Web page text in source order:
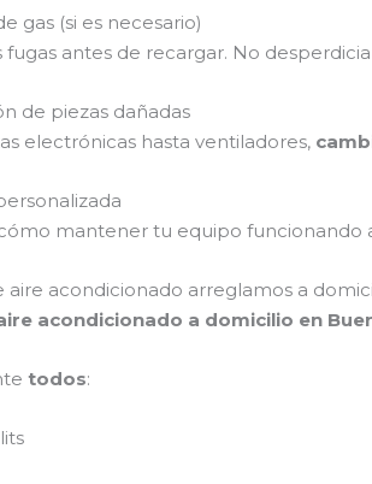
gas (si es necesario)
antes de recargar. No
de piezas dañadas
electrónicas hasta ventiladores,
mantener tu equipo funcionando
aire acondicionado arreglamos a
acondicionado a domicilio en
todos: